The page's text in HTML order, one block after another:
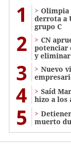
1
Olimpia
derrota a
grupo C
2
CN
potenciar
y eliminar
3
Nuevo
4
Saíd
hizo a los
5
muerto